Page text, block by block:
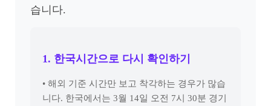
습니다.
1. 한국시간으로 다시 확인하기
• 해외 기준 시간만 보고 착각하는 경우가 많습
니다. 한국에서는 3월 14일 오전 7시 30분 경기